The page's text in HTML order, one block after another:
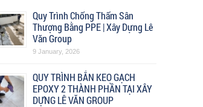
Quy Trình Chống Thấm Sân
Thượng Bằng PPE | Xây Dựng Lê
Văn Group
9 January, 2026
QUY TRÌNH BẮN KEO GẠCH
EPOXY 2 THÀNH PHẦN TẠI XÂY
DỰNG LÊ VĂN GROUP